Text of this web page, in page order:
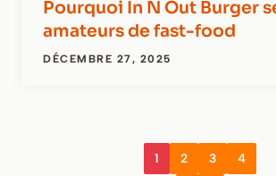
Pourquoi In N Out Burger
amateurs de fast-food
DÉCEMBRE 27, 2025
1 2 3 4